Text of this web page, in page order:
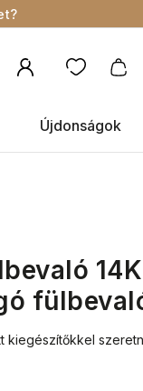
Újdonságok
kiegészítőkkel